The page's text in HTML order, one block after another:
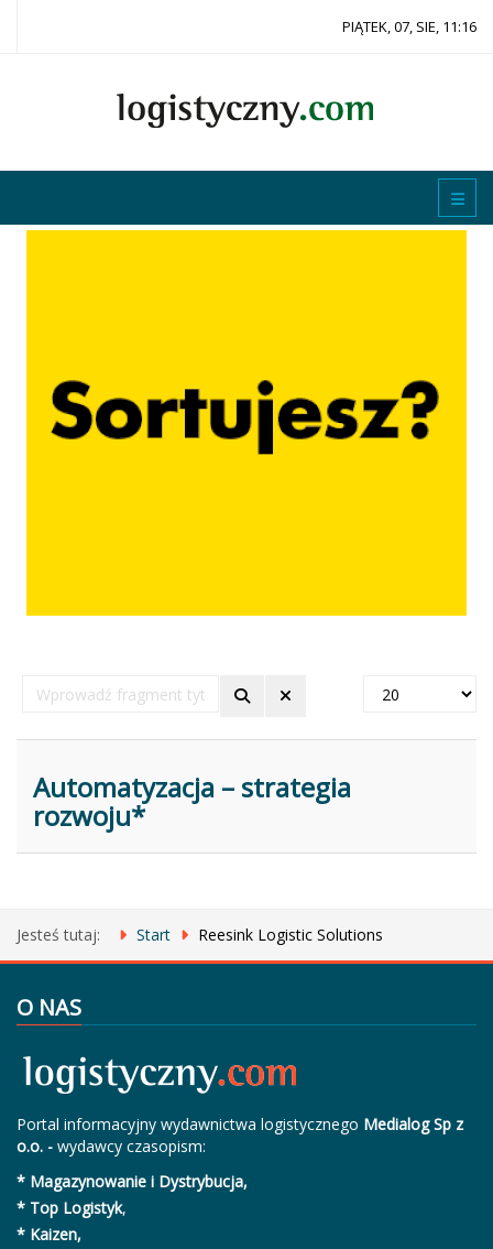
PIĄTEK, 07, SIE, 11:16
Wprowadź
fragment
Pokaż
Automatyzacja – strategia
rozwoju*
Jesteś tutaj: Start Reesink Logistic Solutions
O NAS
Portal informacyjny wydawnictwa logistycznego Medialog Sp z
o.o. - wydawcy czasopism:
* Magazynowanie i Dystrybucja,
* Top Logistyk,
* Kaizen,